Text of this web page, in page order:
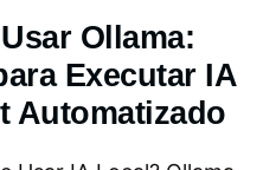
Ollama:
Executar IA
Automatizado